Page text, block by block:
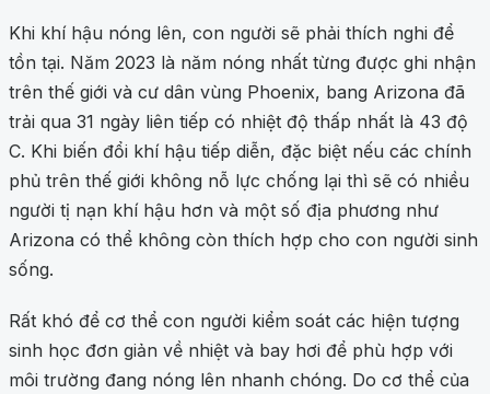
Khi khí hậu nóng lên, con người sẽ phải thích nghi để
tồn tại. Năm 2023 là năm nóng nhất từng được ghi nhận
trên thế giới và cư dân vùng Phoenix, bang Arizona đã
trải qua 31 ngày liên tiếp có nhiệt độ thấp nhất là 43 độ
C. Khi biến đổi khí hậu tiếp diễn, đặc biệt nếu các chính
phủ trên thế giới không nỗ lực chống lại thì sẽ có nhiều
người tị nạn khí hậu hơn và một số địa phương như
Arizona có thể không còn thích hợp cho con người sinh
sống.
Rất khó để cơ thể con người kiểm soát các hiện tượng
sinh học đơn giản về nhiệt và bay hơi để phù hợp với
môi trường đang nóng lên nhanh chóng. Do cơ thể của